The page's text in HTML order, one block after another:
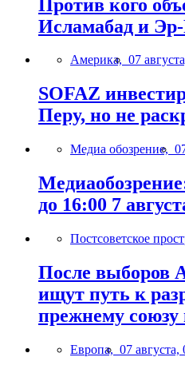
Против кого
Исламабад и
Америка, 07
SOFAZ
Перу, но не
Медиа обозрение,
до 16:00 7
Постсоветское
После выборов
ищут путь к
прежнему союзу
Европа, 07 августа,